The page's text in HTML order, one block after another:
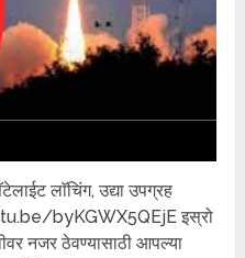
लाॅचिंग, उद्या उपग्रह
byKGWX5QEjE इस्रो
नजर ठेवण्यासाठी आपल्या